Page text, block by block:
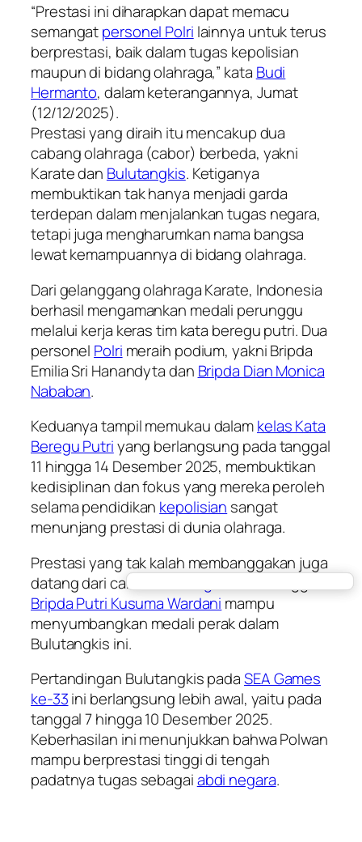
“Prestasi ini diharapkan dapat memacu
semangatpersonel Polri lainnya untuk terus
berprestasi, baik dalam tugas kepolisian
maupun di bidang olahraga,” kata Budi
Hermanto, dalam keterangannya, Jumat
(12/12/2025).
Prestasi yang diraih itu mencakup dua
cabang olahraga (cabor) berbeda, yakni
Karate dan Bulutangkis. Ketiganya
membuktikan tak hanya menjadi garda
terdepan dalam menjalankan tugas negara,
tetapi juga mengharumkan nama bangsa
lewat kemampuannya di bidang olahraga.
Dari gelanggang olahraga Karate, Indonesia
berhasil mengamankan medali perunggu
melalui kerja keras tim kata beregu putri. Dua
personel Polri meraih podium, yakni Bripda
Emilia Sri Hanandyta dan Bripda Dian Monica
Nababan.
Keduanya tampil memukau dalamkelas Kata
Beregu Putriyang berlangsung pada tanggal
11 hingga 14 Desember 2025, membuktikan
kedisiplinan dan fokus yang mereka peroleh
selama pendidikan kepolisian sangat
menunjang prestasi di dunia olahraga.
Prestasi yang tak kalah membanggakan juga
datang dari cabor
Bripda Putri Kusuma Wardani mampu
menyumbangkan medali perak dalam
Bulutangkis ini.
Pertandingan Bulutangkis padaSEA Games
ke-33ini berlangsung lebih awal, yaitu pada
tanggal 7 hingga 10 Desember 2025.
Keberhasilan ini menunjukkan bahwa Polwan
mampu berprestasi tinggi di tengah
padatnya tugas sebagaiabdi negara.